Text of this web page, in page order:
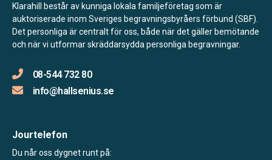
Klarahill består av kunniga lokala familjeföretag som är
auktoriserade inom Sveriges begravningsbyråers förbund (SBF).
Det personliga är centralt för oss, både när det gäller bemötande
och när vi utformar skräddarsydda personliga begravningar.
08-544 732 80
info@hallsenius.se
Jourtelefon
Du når oss dygnet runt på: